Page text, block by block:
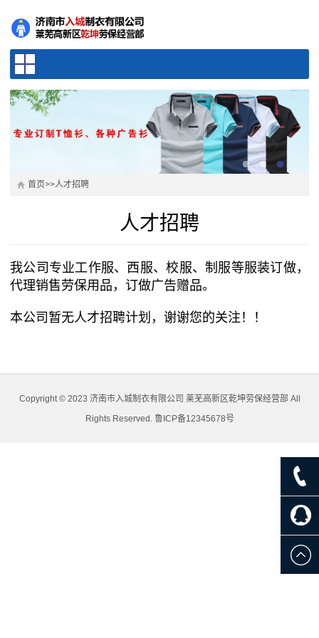
首页>>人才招聘
人才招聘
我公司专业工作服、西服、校服、制服等服装订做，
代理销售劳保用品，订做广告赠品。
本公司暂无人才招聘计划，谢谢您的关注！！
Copyright © 2023 济南市入城制衣有限公司 莱芜高新区乾坤劳保经营部 All
Rights Reserved. 鲁ICP备12345678号